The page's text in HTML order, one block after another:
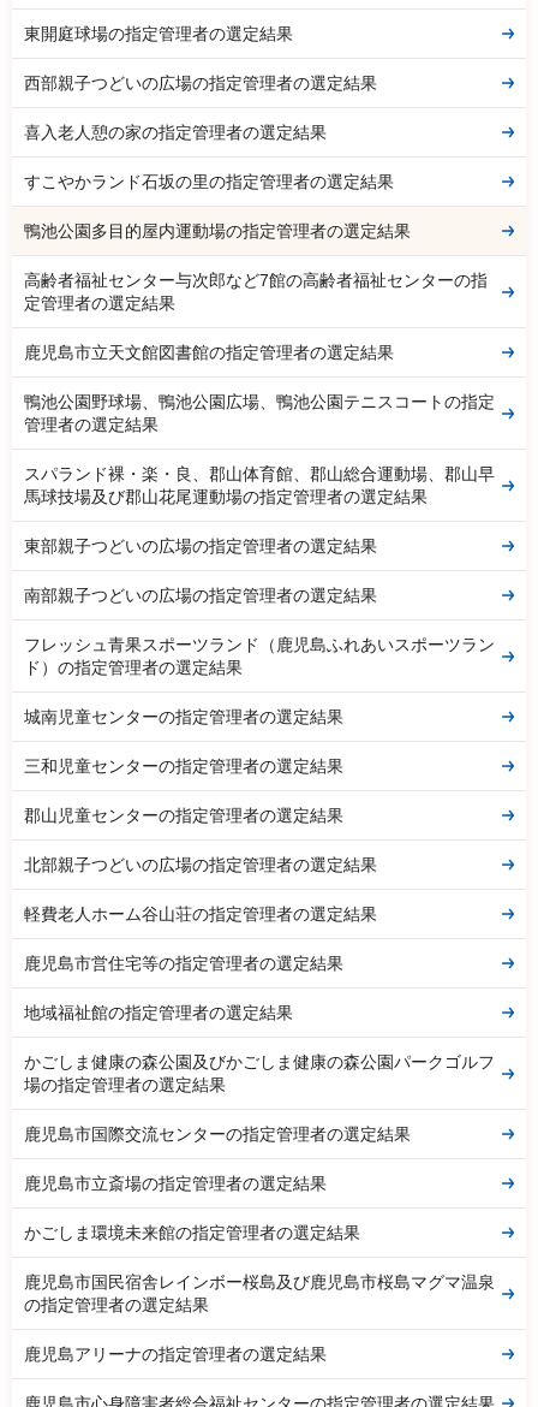
東開庭球場の指定管理者の選定結果
西部親子つどいの広場の指定管理者の選定結果
喜入老人憩の家の指定管理者の選定結果
すこやかランド石坂の里の指定管理者の選定結果
鴨池公園多目的屋内運動場の指定管理者の選定結果
高齢者福祉センター与次郎など7館の高齢者福祉センターの指
定管理者の選定結果
鹿児島市立天文館図書館の指定管理者の選定結果
鴨池公園野球場、鴨池公園広場、鴨池公園テニスコートの指定
管理者の選定結果
スパランド裸・楽・良、郡山体育館、郡山総合運動場、郡山早
馬球技場及び郡山花尾運動場の指定管理者の選定結果
東部親子つどいの広場の指定管理者の選定結果
南部親子つどいの広場の指定管理者の選定結果
フレッシュ青果スポーツランド（鹿児島ふれあいスポーツラン
ド）の指定管理者の選定結果
城南児童センターの指定管理者の選定結果
三和児童センターの指定管理者の選定結果
郡山児童センターの指定管理者の選定結果
北部親子つどいの広場の指定管理者の選定結果
軽費老人ホーム谷山荘の指定管理者の選定結果
鹿児島市営住宅等の指定管理者の選定結果
地域福祉館の指定管理者の選定結果
かごしま健康の森公園及びかごしま健康の森公園パークゴルフ
場の指定管理者の選定結果
鹿児島市国際交流センターの指定管理者の選定結果
鹿児島市立斎場の指定管理者の選定結果
かごしま環境未来館の指定管理者の選定結果
鹿児島市国民宿舎レインボー桜島及び鹿児島市桜島マグマ温泉
の指定管理者の選定結果
鹿児島アリーナの指定管理者の選定結果